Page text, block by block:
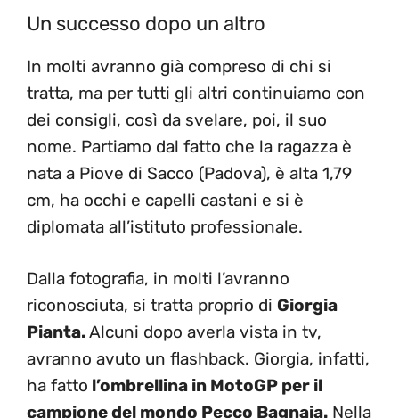
Un successo dopo un altro
In molti avranno già compreso di chi si
tratta, ma per tutti gli altri continuiamo con
dei consigli, così da svelare, poi, il suo
nome. Partiamo dal fatto che la ragazza è
nata a Piove di Sacco (Padova), è alta 1,79
cm, ha occhi e capelli castani e si è
diplomata all’istituto professionale.
Dalla fotografia, in molti l’avranno
riconosciuta, si tratta proprio di Giorgia
Pianta.Alcuni dopo averla vista in tv,
avranno avuto un flashback. Giorgia, infatti,
ha fatto l’ombrellina in MotoGP per il
campione del mondo Pecco Bagnaia. Nella